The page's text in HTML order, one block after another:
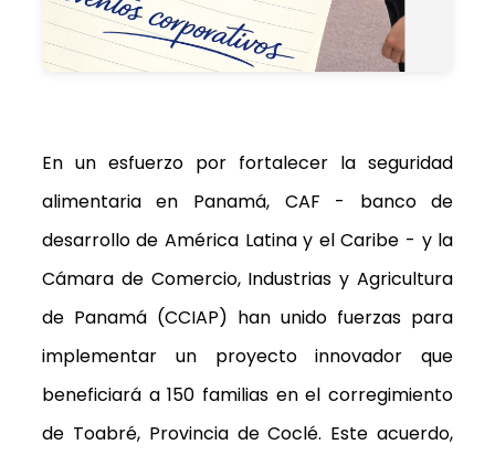
En un esfuerzo por fortalecer la seguridad
alimentaria en Panamá, CAF - banco de
desarrollo de América Latina y el Caribe - y la
Cámara de Comercio, Industrias y Agricultura
de Panamá (CCIAP) han unido fuerzas para
implementar un proyecto innovador que
beneficiará a 150 familias en el corregimiento
de Toabré, Provincia de Coclé. Este acuerdo,